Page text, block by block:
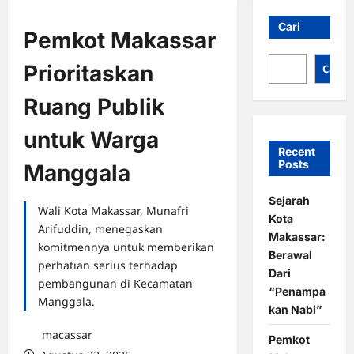
Pemkot Makassar
Prioritaskan
Ruang Publik
untuk Warga
Manggala
Wali Kota Makassar, Munafri
Arifuddin, menegaskan
komitmennya untuk memberikan
perhatian serius terhadap
pembangunan di Kecamatan
Manggala.
macassar
Cari
Cari
Recent
Posts
Sejarah
Kota
Makassar:
Berawal
Dari
“Penampa
kan Nabi”
Pemkot